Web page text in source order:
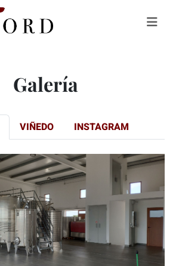
Galería
VIÑEDO INSTAGRAM